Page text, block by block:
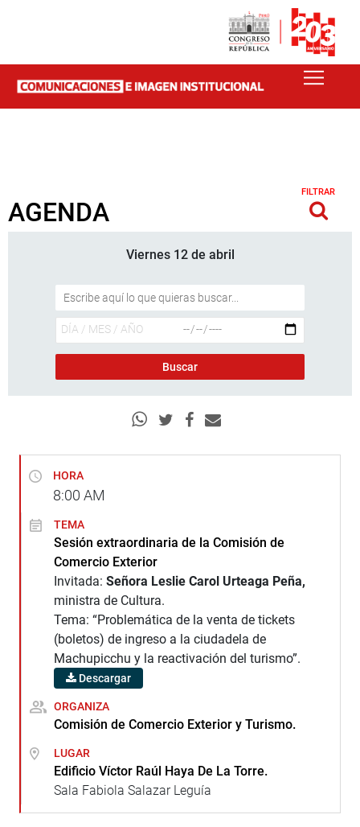
AGENDA
FILTRAR
Viernes 12 de abril
HORA
8:00 AM
TEMA
Sesión extraordinaria de la Comisión de
Comercio Exterior
Invitada: Señora Leslie Carol Urteaga Peña,
ministra de Cultura.
Tema: “Problemática de la venta de tickets
(boletos) de ingreso a la ciudadela de
Machupicchu y la reactivación del turismo”.
Descargar
ORGANIZA
Comisión de Comercio Exterior y Turismo.
LUGAR
Edificio Víctor Raúl Haya De La Torre.
Sala Fabiola Salazar Leguía